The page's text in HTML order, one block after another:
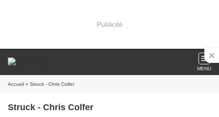
Publicité
MENU
Accueil » Struck - Chris Colfer
Struck - Chris Colfer